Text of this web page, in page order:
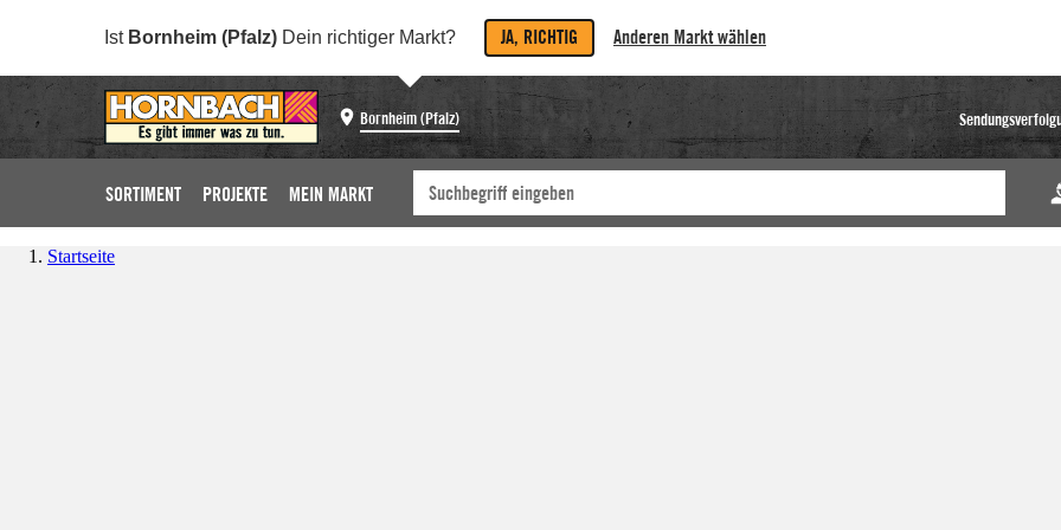
Ist Bornheim (Pfalz) Dein richtiger Markt? JA, RICHTIG Anderen Markt wählen
Bornheim (Pfalz)
SORTIMENT PROJEKTE MEIN MARKT
Startseite